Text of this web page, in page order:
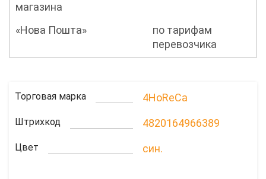
магазина
«Нова Пошта»
по тарифам
перевозчика
Торговая марка 4HoReCa
Штрихкод 4820164966389
Цвет син.